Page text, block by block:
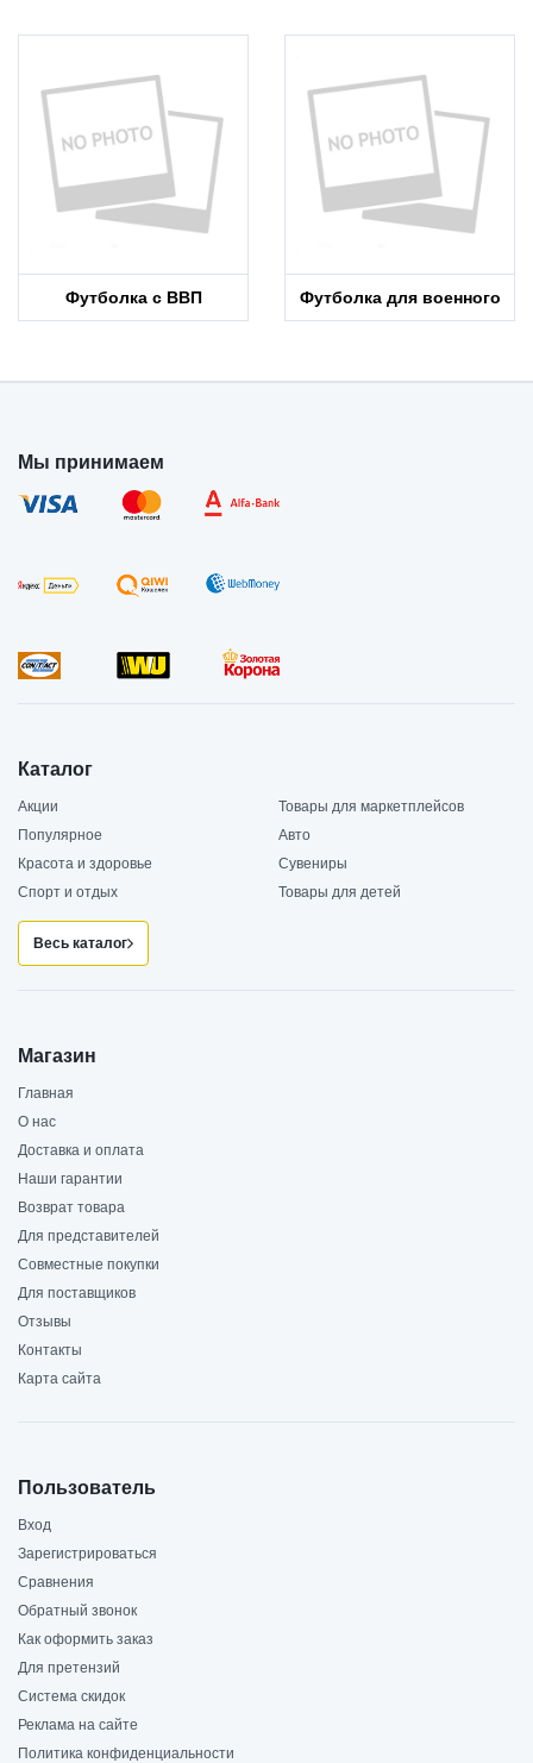
Футболка с ВВП Футболка для военного
Мы принимаем
Каталог
Акции
Товары для маркетплейсов
Популярное
Авто
Красота и здоровье
Сувениры
Спорт и отдых
Товары для детей
Весь каталог
Магазин
Главная
О нас
Доставка и оплата
Наши гарантии
Возврат товара
Для представителей
Совместные покупки
Для поставщиков
Отзывы
Контакты
Карта сайта
Пользователь
Вход
Зарегистрироваться
Сравнения
Обратный звонок
Как оформить заказ
Для претензий
Система скидок
Реклама на сайте
Политика конфиденциальности